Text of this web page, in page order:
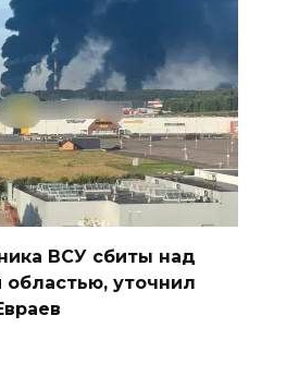
ВСУ сбиты над
областью, уточнил